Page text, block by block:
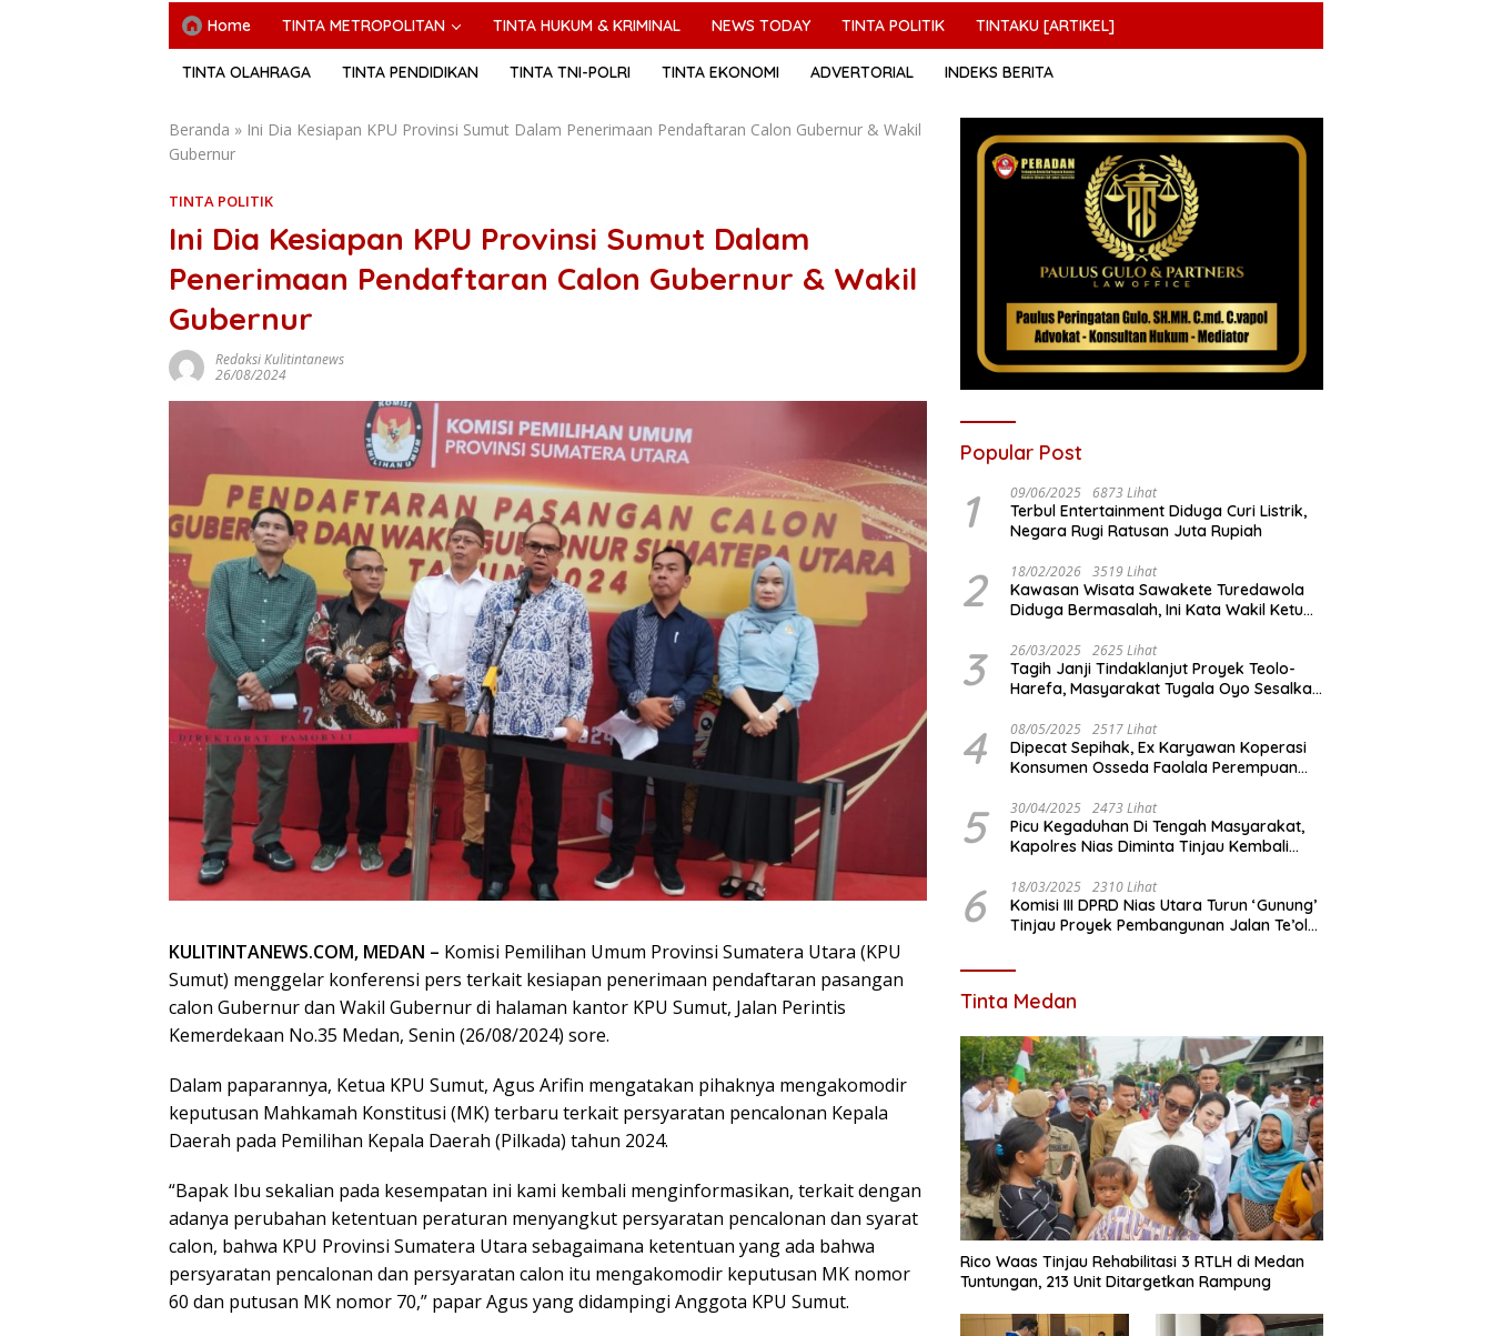
Home TINTA METROPOLITAN TINTA HUKUM & KRIMINAL NEWS TODAY TINTA POLITIK TINTAKU [ARTIKEL]
TINTA OLAHRAGA TINTA PENDIDIKAN TINTA TNI-POLRI TINTA EKONOMI ADVERTORIAL INDEKS BERITA
Beranda » Ini Dia Kesiapan KPU Provinsi Sumut Dalam Penerimaan Pendaftaran Calon Gubernur & Wakil
Gubernur
TINTA POLITIK
Ini Dia Kesiapan KPU Provinsi Sumut Dalam
Penerimaan Pendaftaran Calon Gubernur & Wakil
Gubernur
Redaksi Kulitintanews
26/08/2024
KULITINTANEWS.COM, MEDAN – Komisi Pemilihan Umum Provinsi Sumatera Utara (KPU
Sumut) menggelar konferensi pers terkait kesiapan penerimaan pendaftaran pasangan
calon Gubernur dan Wakil Gubernur di halaman kantor KPU Sumut, Jalan Perintis
Kemerdekaan No.35 Medan, Senin (26/08/2024) sore.
Dalam paparannya, Ketua KPU Sumut, Agus Arifin mengatakan pihaknya mengakomodir
keputusan Mahkamah Konstitusi (MK) terbaru terkait persyaratan pencalonan Kepala
Daerah pada Pemilihan Kepala Daerah (Pilkada) tahun 2024.
“Bapak Ibu sekalian pada kesempatan ini kami kembali menginformasikan, terkait dengan
adanya perubahan ketentuan peraturan menyangkut persyaratan pencalonan dan syarat
calon, bahwa KPU Provinsi Sumatera Utara sebagaimana ketentuan yang ada bahwa
persyaratan pencalonan dan persyaratan calon itu mengakomodir keputusan MK nomor
60 dan putusan MK nomor 70,” papar Agus yang didampingi Anggota KPU Sumut.
Popular Post
1 09/06/2025 6873 Lihat
Terbul Entertainment Diduga Curi Listrik,
Negara Rugi Ratusan Juta Rupiah
2 18/02/2026 3519 Lihat
Kawasan Wisata Sawakete Turedawola
Diduga Bermasalah, Ini Kata Wakil Ketua
3 26/03/2025 2625 Lihat
Tagih Janji Tindaklanjut Proyek Teolo-
Harefa, Masyarakat Tugala Oyo Sesalkan
Utara
4 08/05/2025 2517 Lihat
Dipecat Sepihak, Ex Karyawan Koperasi
Konsumen Osseda Faolala Perempuan
5 30/04/2025 2473 Lihat
Picu Kegaduhan Di Tengah Masyarakat,
Kapolres Nias Diminta Tinjau Kembali
6 18/03/2025 2310 Lihat
Komisi III DPRD Nias Utara Turun ‘Gunung’
Tinjau Proyek Pembangunan Jalan Te’olo
Tinta Medan
Rico Waas Tinjau Rehabilitasi 3 RTLH di Medan
Tuntungan, 213 Unit Ditargetkan Rampung